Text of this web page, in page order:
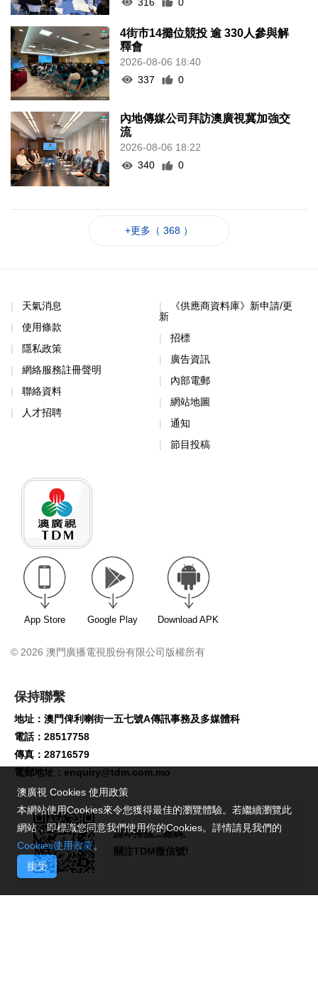
4街市14攤位競投 逾 330人參與解
釋會
2026-08-06 18:40
337
0
內地傳媒公司拜訪澳廣視冀加強交
流
2026-08-06 18:22
340
0
+更多（ 368 ）
天氣消息
使用條款
隱私政策
網絡服務註冊聲明
聯絡資料
人才招聘
《供應商資料庫》新申請/更
新
招標
廣告資訊
內部電郵
網站地圖
通知
節目投稿
App Store Google Play Download APK
© 2026 澳門廣播電視股份有限公司版權所有
保持聯繫
地址：澳門俾利喇街一五七號A傳訊事務及多媒體科
電話：28517758
傳真：28716579
電郵地址： enquiry@tdm.com.mo
請即掃描二維碼,
關注TDM微信號!
澳廣視 Cookies 使用政策
本網站使用Cookies來令您獲得最佳的瀏覽體驗。若繼續瀏覽此
網站，即標識您同意我們使用你的Cookies。詳情請見我們的
Cookies使用政策。
接受